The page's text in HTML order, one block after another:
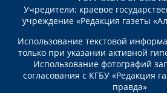
Учредители: краевое
учреждение «Редакция газеты
Использование текстовой
только при указании активной
Использование фотографий
согласования с КГБУ «Редакция
правда»